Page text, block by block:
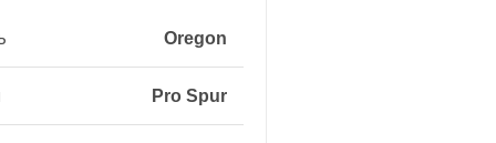
Oregon
Pro Spur